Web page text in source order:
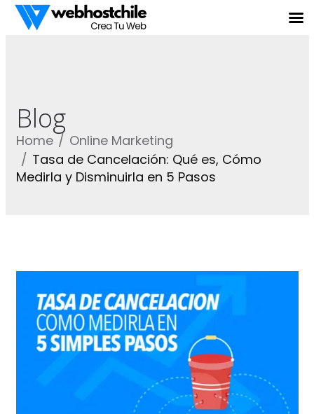
Blog
Home
Online Marketing
Tasa de Cancelación: Qué es, Cómo
Medirla y Disminuirla en 5 Pasos